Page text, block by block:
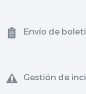
Envío de
Gestión de